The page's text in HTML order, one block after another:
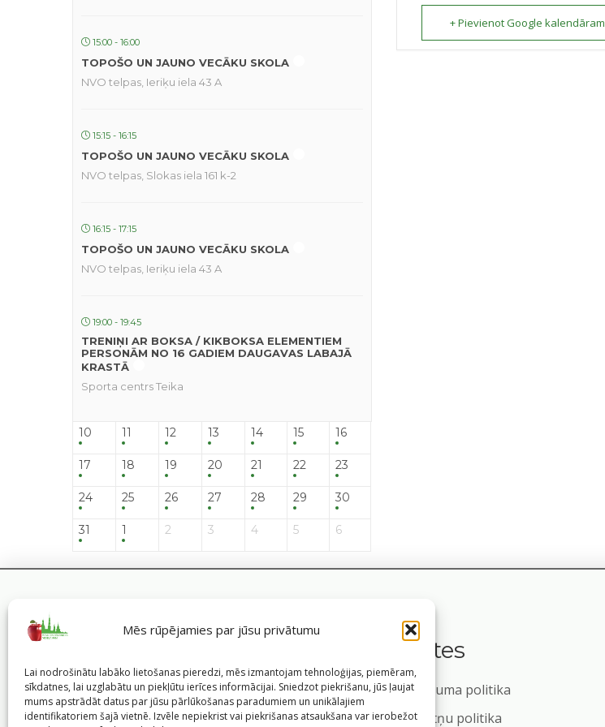
Mēs rūpējamies par jūsu privātumu
Lai nodrošinātu labāko lietošanas pieredzi, mēs izmantojam tehnoloģijas, piemēram,
sīkdatnes, lai uzglabātu un piekļūtu ierīces informācijai. Sniedzot piekrišanu, jūs ļaujat
mums apstrādāt datus par jūsu pārlūkošanas paradumiem un unikālajiem
identifikatoriem šajā vietnē. Izvēle nepiekrist vai piekrišanas atsaukšana var ierobežot
15:00 - 16:00
TOPOŠO UN JAUNO VECĀKU SKOLA
NVO telpas, Ieriķu iela 43 A
15:15 - 16:15
TOPOŠO UN JAUNO VECĀKU SKOLA
NVO telpas, Slokas iela 161 k-2
16:15 - 17:15
TOPOŠO UN JAUNO VECĀKU SKOLA
NVO telpas, Ieriķu iela 43 A
19:00 - 19:45
TRENIŅI AR BOKSA / KIKBOKSA ELEMENTIEM
PERSONĀM NO 16 GADIEM DAUGAVAS LABAJĀ
KRASTĀ
Sporta centrs Teika
10 11 12 13 14 15 16
17 18 19 20 21 22 23
24 25 26 27 28 29 30
31 1 2 3 4 5 6
+ Pievienot Google kalendāram
Saites
Privātuma politika
Sīkdatņu politika